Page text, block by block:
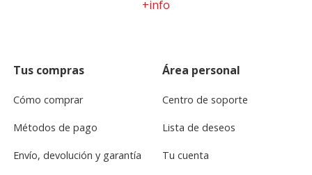
+info
Tus compras
Cómo comprar
Métodos de pago
Envío, devolución y garantía
Área personal
Centro de soporte
Lista de deseos
Tu cuenta